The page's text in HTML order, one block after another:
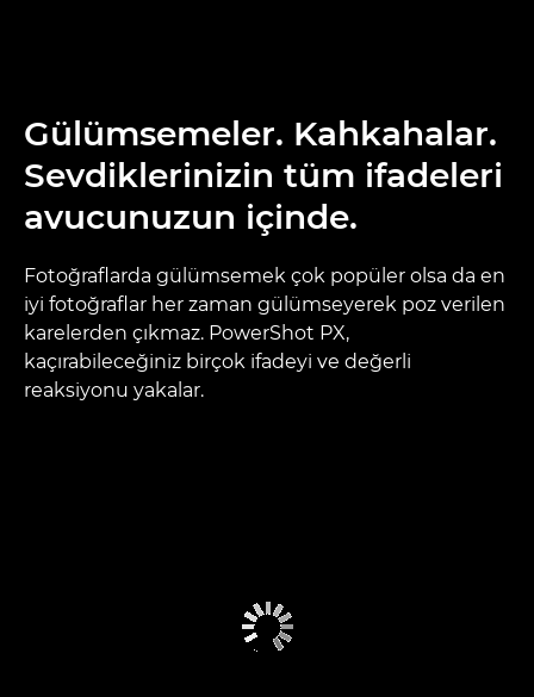
Gülümsemeler. Kahkahalar.
Sevdiklerinizin tüm ifadeleri
avucunuzun içinde.
Fotoğraflarda gülümsemek çok popüler olsa da en
iyi fotoğraflar her zaman gülümseyerek poz verilen
karelerden çıkmaz. PowerShot PX,
kaçırabileceğiniz birçok ifadeyi ve değerli
reaksiyonu yakalar.